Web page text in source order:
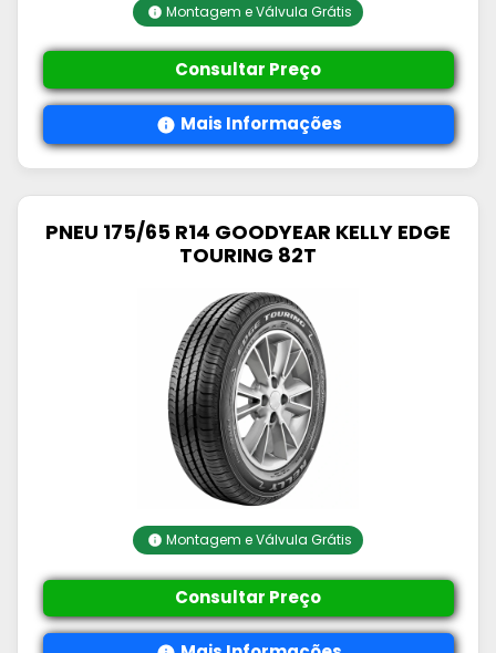
Montagem e Válvula Grátis
Consultar Preço
Mais Informações
PNEU 175/65 R14 GOODYEAR KELLY EDGE
TOURING 82T
Montagem e Válvula Grátis
Consultar Preço